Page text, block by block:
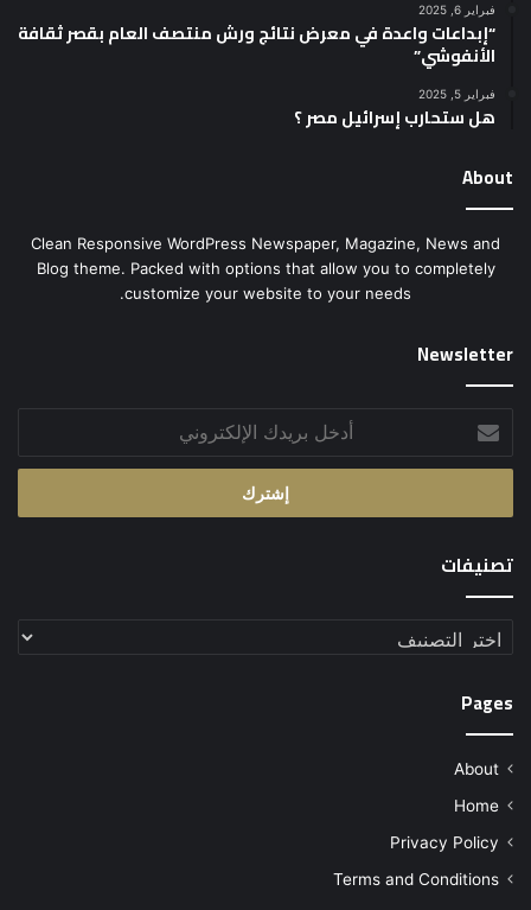
فبراير 6, 2025
“إبداعات واعدة في معرض نتائج ورش منتصف العام بقصر ثقافة
الأنفوشي”
فبراير 5, 2025
هل ستحارب إسرائيل مصر ؟
About
Clean Responsive WordPress Newspaper, Magazine, News and
Blog theme. Packed with options that allow you to completely
customize your website to your needs.
Newsletter
بريدك
الإلكتروني
تصنيفات
تصنيفات
Pages
About
Home
Privacy Policy
Terms and Conditions